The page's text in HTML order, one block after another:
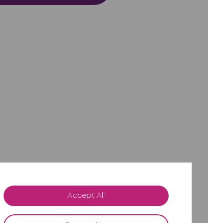
Accept All